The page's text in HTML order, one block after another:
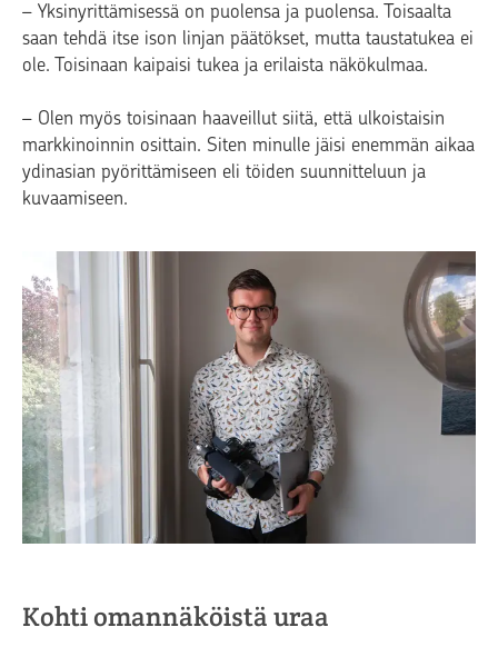
– Yksinyrittämisessä on puolensa ja puolensa. Toisaalta
saan tehdä itse ison linjan päätökset, mutta taustatukea ei
ole. Toisinaan kaipaisi tukea ja erilaista näkökulmaa.
– Olen myös toisinaan haaveillut siitä, että ulkoistaisin
markkinoinnin osittain. Siten minulle jäisi enemmän aikaa
ydinasian pyörittämiseen eli töiden suunnitteluun ja
kuvaamiseen.
Kohti omannäköistä uraa